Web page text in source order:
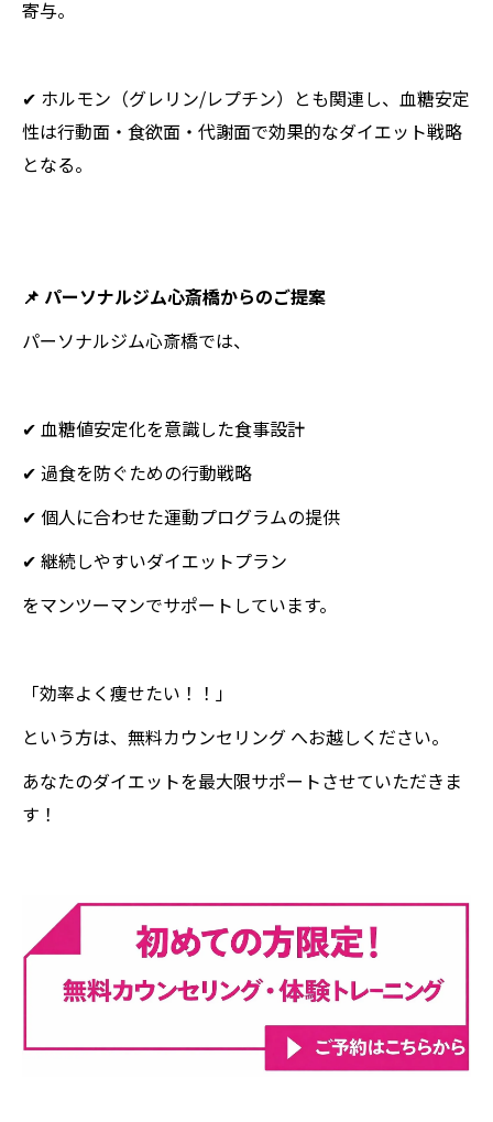
寄与。
✔ ホルモン（グレリン/レプチン）とも関連し、血糖安定
性は行動面・食欲面・代謝面で効果的なダイエット戦略
となる。
📌 パーソナルジム心斎橋からのご提案
パーソナルジム心斎橋では、
✔ 血糖値安定化を意識した食事設計
✔ 過食を防ぐための行動戦略
✔ 個人に合わせた運動プログラムの提供
✔ 継続しやすいダイエットプラン
をマンツーマンでサポートしています。
「効率よく痩せたい！！」
という方は、無料カウンセリング へお越しください。
あなたのダイエットを最大限サポートさせていただきま
す！